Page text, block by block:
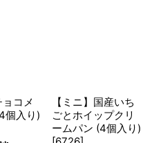
お子様ロール』でした。
はいえ、コッペパンを
ョコメ
個入り)
【ミニ】国産いち
ごとホイップクリ
ームパン (4個入り)